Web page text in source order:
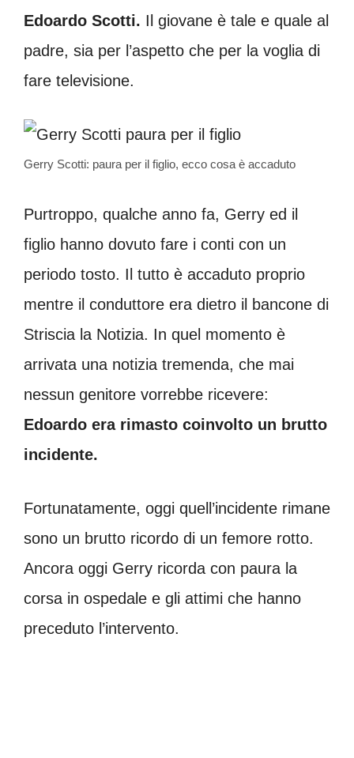
Edoardo Scotti. Il giovane è tale e quale al
padre, sia per l’aspetto che per la voglia di
fare televisione.
Gerry Scotti: paura per il figlio, ecco cosa è accaduto
Purtroppo, qualche anno fa, Gerry ed il
figlio hanno dovuto fare i conti con un
periodo tosto. Il tutto è accaduto proprio
mentre il conduttore era dietro il bancone di
Striscia la Notizia. In quel momento è
arrivata una notizia tremenda, che mai
nessun genitore vorrebbe ricevere:
Edoardo era rimasto coinvolto un brutto
incidente.
Fortunatamente, oggi quell’incidente rimane
sono un brutto ricordo di un femore rotto.
Ancora oggi Gerry ricorda con paura la
corsa in ospedale e gli attimi che hanno
preceduto l’intervento.